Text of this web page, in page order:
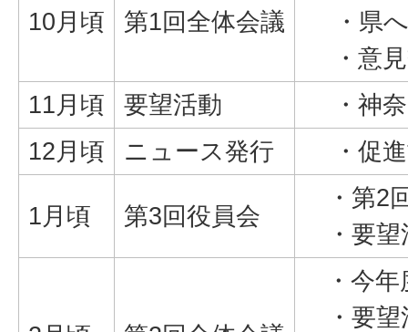
10月頃 第1回全体会議
・県へ
・意見
11月頃
要望活動
・神奈
12月頃
ニュース発行 ・促進
1月頃 第3回役員会
・第2
・要望
・今年
・要望